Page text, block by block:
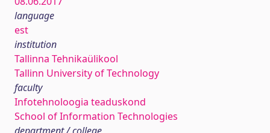
language
est
institution
Tallinna Tehnikaülikool
Tallinn University of Technology
faculty
Infotehnoloogia teaduskond
School of Information Technologies